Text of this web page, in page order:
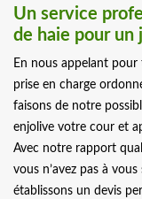
Un service
de haie pour un
En nous appelant pour
prise en charge
faisons de notre
enjolive votre cour et
Avec notre rapport
vous n’avez pas à
établissons un devis